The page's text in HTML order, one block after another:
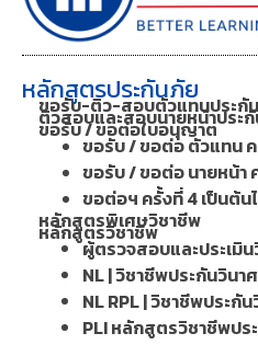
หลักสูตรประกันภัย
ขอรับ-ติว-สอบตัวแทนประกั
ติวสอบและสอบนายหน้าประ
ขอรับ / ขอต่อใบอนุญาต
ขอรับ / ขอต่อ ตัวแทน
ขอรับ / ขอต่อ นายหน้า
ขอต่อฯ ครั้งที่ 4 เป็นต้น
หลักสูตรพิเศษวิชาชีพ
หลักสูตรวิชาชีพ
ผู้ตรวจสอบและประเมิ
NL | วิชาชีพประกันวินา
NL RPL | วิชาชีพประ
PLI หลักสูตรวิชาชีพปร